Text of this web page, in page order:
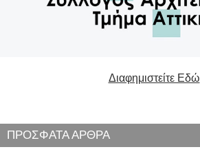
Διαφημιστείτε Εδώ
ΠΡΟΣΦΑΤΑ ΑΡΘΡΑ